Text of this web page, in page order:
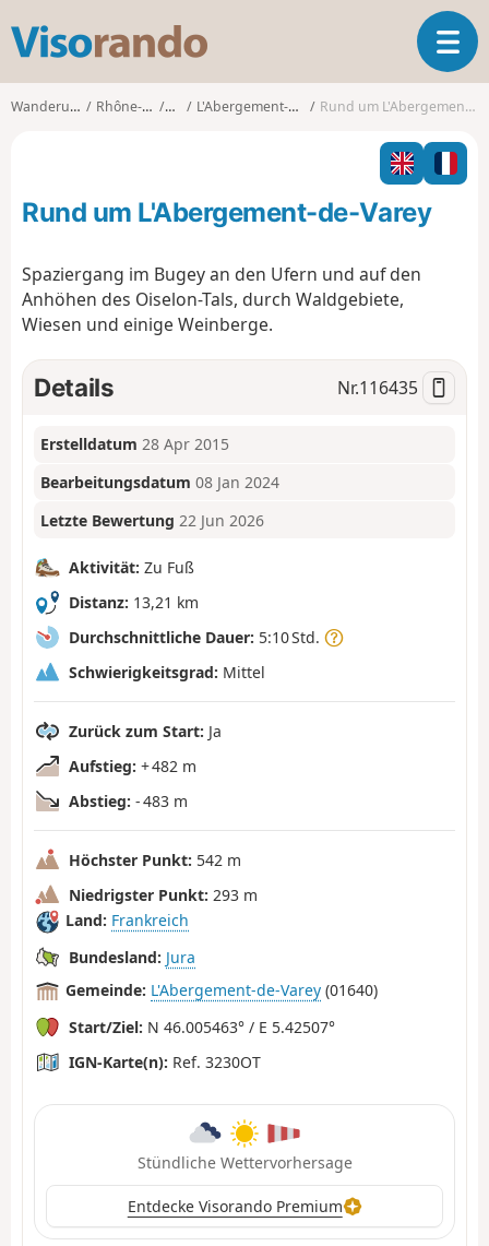
s
o
o
T
o
l
n
o
n
Wanderungen Rhône-Alpes Ain L'Abergement-de-Varey Rund um L'Abergement-de-Varey
Rund um L'Abergement-de-Varey
Spaziergang im Bugey an den Ufern und auf den
Anhöhen des Oiselon-Tals, durch Waldgebiete,
Wiesen und einige Weinberge.
Details Nr.116435
Erstelldatum 28 Apr 2015
Bearbeitungsdatum 08 Jan 2024
Letzte Bewertung 22 Jun 2026
Aktivität: Zu Fuß
Distanz: 13,21 km
Durchschnittliche Dauer: 5:10 Std.
Schwierigkeitsgrad: Mittel
Zurück zum Start: Ja
Aufstieg: + 482 m
Abstieg: - 483 m
Höchster Punkt: 542 m
Niedrigster Punkt: 293 m
Land: Frankreich
Bundesland: Jura
Gemeinde: L'Abergement-de-Varey (01640)
Start/Ziel: N 46.005463° / E 5.42507°
IGN-Karte(n): Ref. 3230OT
Stündliche Wettervorhersage
Entdecke Visorando Premium